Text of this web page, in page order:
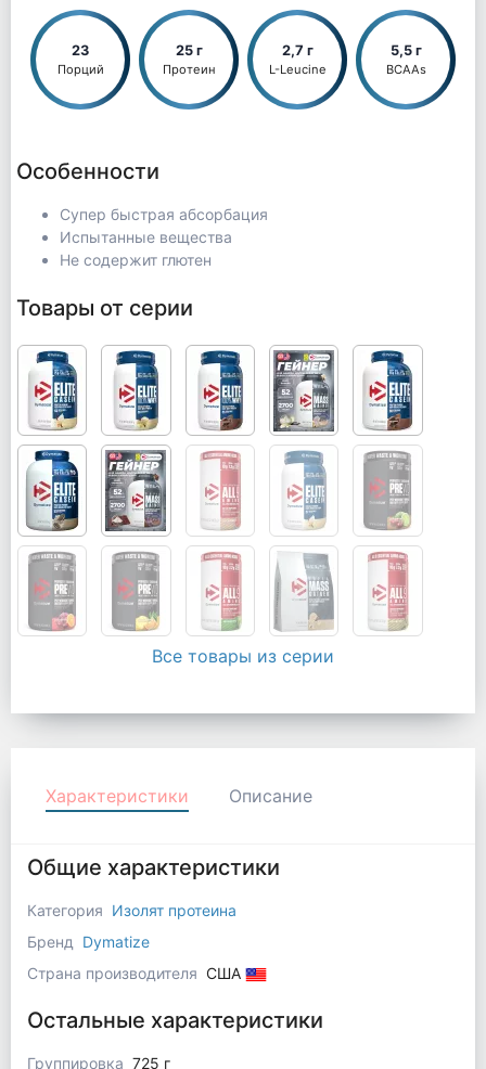
23
Порций
25 г
Протеин
2,7 г
L-Leucine
5,5 г
BCAAs
Особенности
Супер быстрая абсорбация
Испытанные вещества
Не содержит глютен
Товары от серии
Все товары из серии
Характеристики Описание
Общие характеристики
Категория Изолят протеина
Бренд
Dymatize
Страна производителя США
Остальные характеристики
Группировка 725 г